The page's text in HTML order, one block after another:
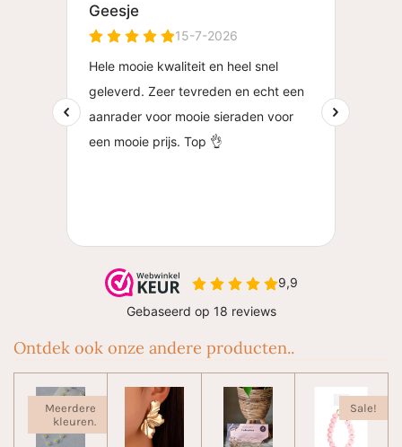
Ontdek ook onze andere producten..
Meerdere
kleuren.
Sale!